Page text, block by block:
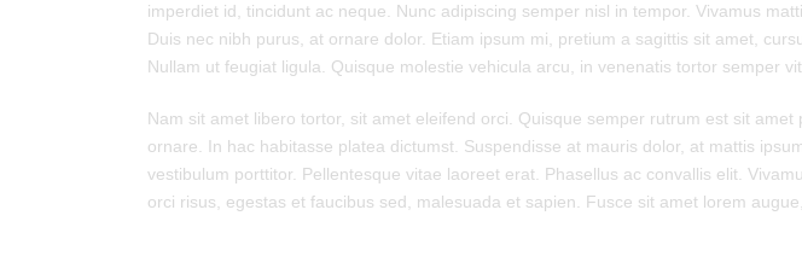
imperdiet id, tincidunt ac neque. Nunc adipiscing semper nisl in tempor. Vivamus
Duis nec nibh purus, at ornare dolor. Etiam ipsum mi, pretium a sagittis sit amet,
Nullam ut feugiat ligula. Quisque molestie vehicula arcu, in venenatis tortor semper
Nam sit amet libero tortor, sit amet eleifend orci. Quisque semper rutrum est sit
ornare. In hac habitasse platea dictumst. Suspendisse at mauris dolor, at mattis
vestibulum porttitor. Pellentesque vitae laoreet erat. Phasellus ac convallis elit.
orci risus, egestas et faucibus sed, malesuada et sapien. Fusce sit amet lorem